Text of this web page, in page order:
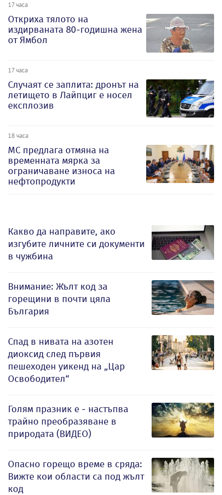
17 часа
Откриха тялото на
издирваната 80-годишна жена
от Ямбол
17 часа
Случаят се заплита: дронът на
летището в Лайпциг е носел
експлозив
18 часа
МС предлага отмяна на
временната мярка за
ограничаване износа на
нефтопродукти
Какво да направите, ако
изгубите личните си документи
в чужбина
Внимание: Жълт код за
горещини в почти цяла
България
Спад в нивата на азотен
диоксид след първия
пешеходен уикенд на „Цар
Освободител“
Голям празник е - настъпва
трайно преобразяване в
природата (ВИДЕО)
Опасно горещо време в сряда:
Вижте кои области са под жълт
код